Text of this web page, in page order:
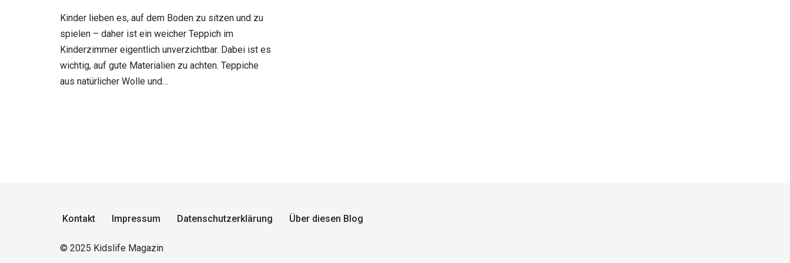
Kinder lieben es, auf dem Boden zu sitzen und zu
spielen – daher ist ein weicher Teppich im
Kinderzimmer eigentlich unverzichtbar. Dabei ist es
wichtig, auf gute Materialien zu achten. Teppiche
aus natürlicher Wolle und…
Kontakt Impressum Datenschutzerklärung Über diesen Blog
© 2025 Kidslife Magazin